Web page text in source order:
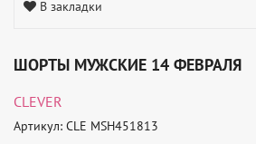
В закладки
ШОРТЫ МУЖСКИЕ 14 ФЕВРАЛЯ
CLEVER
Артикул: CLE MSH451813